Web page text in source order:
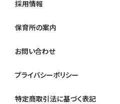
採用情報
保育所の案内
お問い合わせ
プライバシーポリシー
特定商取引法に基づく表記